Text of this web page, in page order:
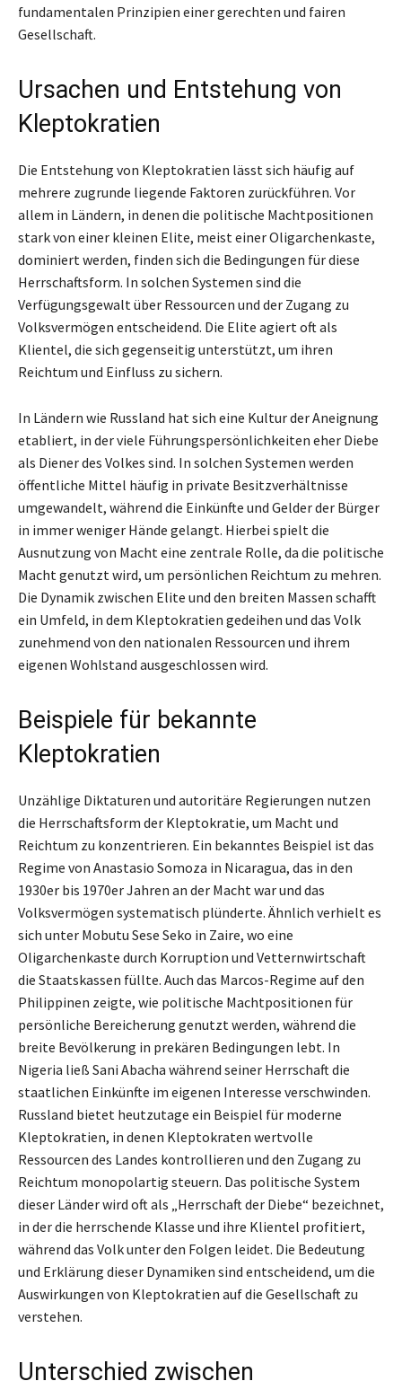
fundamentalen Prinzipien einer gerechten und fairen
Gesellschaft.
Ursachen und Entstehung von
Kleptokratien
Die Entstehung von Kleptokratien lässt sich häufig auf
mehrere zugrunde liegende Faktoren zurückführen. Vor
allem in Ländern, in denen die politische Machtpositionen
stark von einer kleinen Elite, meist einer Oligarchenkaste,
dominiert werden, finden sich die Bedingungen für diese
Herrschaftsform. In solchen Systemen sind die
Verfügungsgewalt über Ressourcen und der Zugang zu
Volksvermögen entscheidend. Die Elite agiert oft als
Klientel, die sich gegenseitig unterstützt, um ihren
Reichtum und Einfluss zu sichern.
In Ländern wie Russland hat sich eine Kultur der Aneignung
etabliert, in der viele Führungspersönlichkeiten eher Diebe
als Diener des Volkes sind. In solchen Systemen werden
öffentliche Mittel häufig in private Besitzverhältnisse
umgewandelt, während die Einkünfte und Gelder der Bürger
in immer weniger Hände gelangt. Hierbei spielt die
Ausnutzung von Macht eine zentrale Rolle, da die politische
Macht genutzt wird, um persönlichen Reichtum zu mehren.
Die Dynamik zwischen Elite und den breiten Massen schafft
ein Umfeld, in dem Kleptokratien gedeihen und das Volk
zunehmend von den nationalen Ressourcen und ihrem
eigenen Wohlstand ausgeschlossen wird.
Beispiele für bekannte
Kleptokratien
Unzählige Diktaturen und autoritäre Regierungen nutzen
die Herrschaftsform der Kleptokratie, um Macht und
Reichtum zu konzentrieren. Ein bekanntes Beispiel ist das
Regime von Anastasio Somoza in Nicaragua, das in den
1930er bis 1970er Jahren an der Macht war und das
Volksvermögen systematisch plünderte. Ähnlich verhielt es
sich unter Mobutu Sese Seko in Zaire, wo eine
Oligarchenkaste durch Korruption und Vetternwirtschaft
die Staatskassen füllte. Auch das Marcos-Regime auf den
Philippinen zeigte, wie politische Machtpositionen für
persönliche Bereicherung genutzt werden, während die
breite Bevölkerung in prekären Bedingungen lebt. In
Nigeria ließ Sani Abacha während seiner Herrschaft die
staatlichen Einkünfte im eigenen Interesse verschwinden.
Russland bietet heutzutage ein Beispiel für moderne
Kleptokratien, in denen Kleptokraten wertvolle
Ressourcen des Landes kontrollieren und den Zugang zu
Reichtum monopolartig steuern. Das politische System
dieser Länder wird oft als „Herrschaft der Diebe“ bezeichnet,
in der die herrschende Klasse und ihre Klientel profitiert,
während das Volk unter den Folgen leidet. Die Bedeutung
und Erklärung dieser Dynamiken sind entscheidend, um die
Auswirkungen von Kleptokratien auf die Gesellschaft zu
verstehen.
Unterschied zwischen